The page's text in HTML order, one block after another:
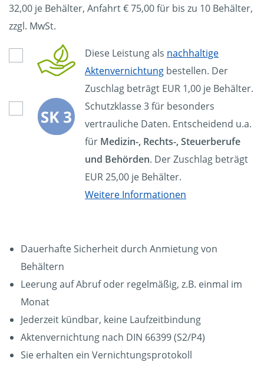
32,00 je Behälter, Anfahrt € 75,00 für bis zu 10 Behälter,
zzgl. MwSt.
Diese Leistung als nachhaltige
Aktenvernichtung bestellen. Der
Zuschlag beträgt EUR 1,00 je Behälter.
Schutzklasse 3 für besonders
vertrauliche Daten. Entscheidend u.a.
für Medizin-, Rechts-, Steuerberufe
und Behörden. Der Zuschlag beträgt
EUR 25,00 je Behälter.
Weitere Informationen
Dauerhafte Sicherheit durch Anmietung von
Behältern
Leerung auf Abruf oder regelmäßig, z.B. einmal im
Monat
Jederzeit kündbar, keine Laufzeitbindung
Aktenvernichtung nach DIN 66399 (S2/P4)
Sie erhalten ein Vernichtungsprotokoll